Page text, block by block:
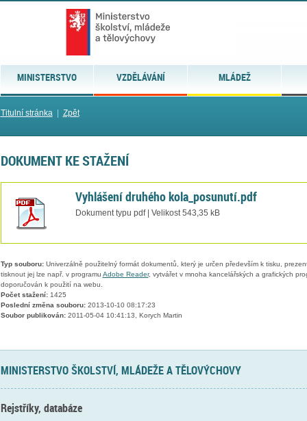
MINISTERSTVO VZDĚLÁVÁNÍ MLÁDEŽ
Titulní stránka| Zpět
DOKUMENT KE STAŽENÍ
Vyhlášení druhého kola_posunutí.pdf
Dokument typu pdf | Velikost 543,35 kB
Typ souboru:Univerzálně použitelný formát dokumentů, který je určen především k tisku,
tisknout jej lze např. v programu Adobe Reader, vytvářet v mnoha kancelářských a grafických
doporučován k použití na webu.
Počet stažení:1425
Poslední změna souboru:2013-10-10 08:17:23
Soubor publikován:2011-05-04 10:41:13, Korych Martin
MINISTERSTVO ŠKOLSTVÍ, MLÁDEŽE A TĚLOVÝCHOVY
Rejstříky, databáze